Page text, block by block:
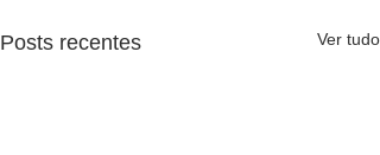
Posts recentes Ver tudo